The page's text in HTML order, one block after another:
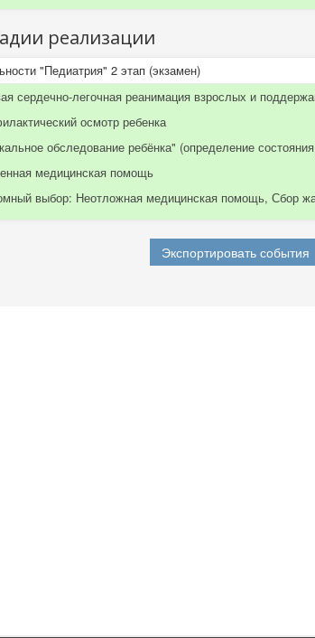
реализации
"Педиатрия" 2 этап (экзамен)
сердечно-легочная реанимация взрослых и
осмотр ребенка
обследование ребёнка" (определение
медицинская помощь
выбор: Неотложная медицинская помощь, Сбор